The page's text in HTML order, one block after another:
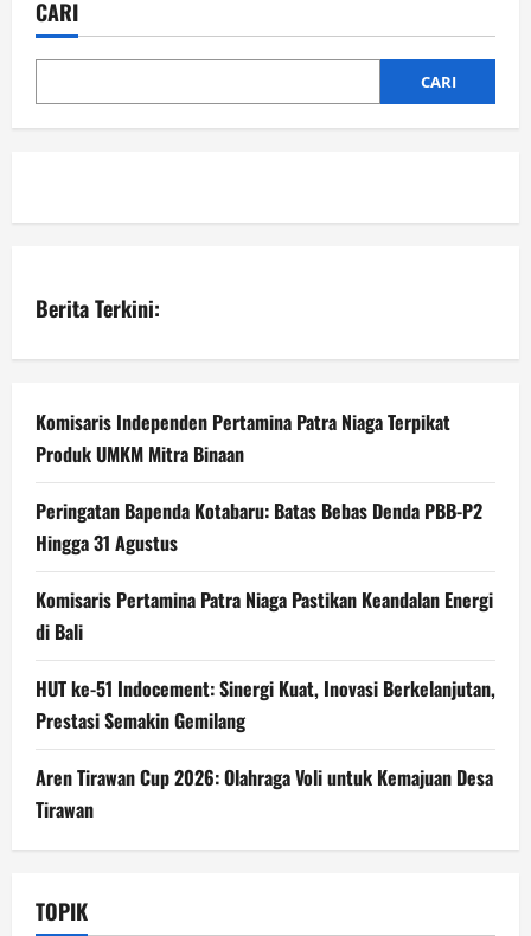
Nasional
Nusantara
Di
CARI
CARI
Berita Terkini:
Komisaris Independen Pertamina Patra Niaga Terpikat
Produk UMKM Mitra Binaan
Peringatan Bapenda Kotabaru: Batas Bebas Denda PBB-P2
Hingga 31 Agustus
Komisaris Pertamina Patra Niaga Pastikan Keandalan Energi
di Bali
HUT ke-51 Indocement: Sinergi Kuat, Inovasi Berkelanjutan,
Prestasi Semakin Gemilang
Aren Tirawan Cup 2026: Olahraga Voli untuk Kemajuan Desa
Tirawan
TOPIK